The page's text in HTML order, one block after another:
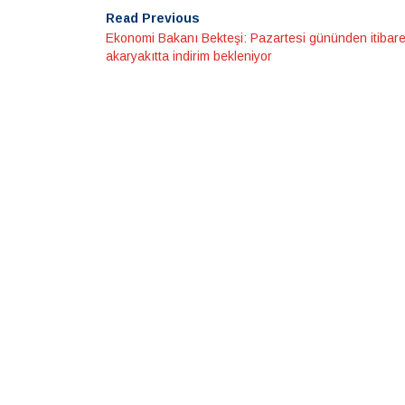
Read Previous
Ekonomi Bakanı Bekteşi: Pazartesi gününden
akaryakıtta indirim bekleniyor